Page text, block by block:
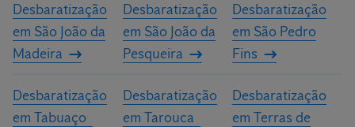
Desbaratização
em São João da
Madeira
Desbaratização
em São João da
Pesqueira
Desbaratização
em São Pedro
Fins
Desbaratização
em Tabuaço
Desbaratização
em Tarouca
Desbaratização
em Terras de